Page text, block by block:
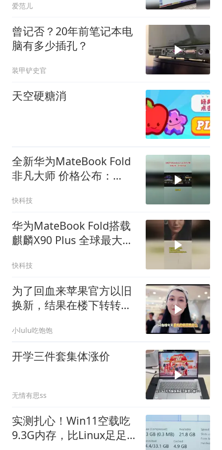
爱范儿
曾记否？20年前笔记本电
脑有多少插孔？
装甲铲史官
天空硬糖消
全新华为MateBook Fold
非凡大师 价格公布：
快科技
华为MateBook Fold搭载
麒麟X90 Plus 全球最大双
起
快科技
为了回血来苹果官方以旧
换新，结果在楼下转转多
小lulu吃饱饱
开学三件套集体涨价
无情有思ss
实测扎心！Win11空载吃
9.3G内存，比Linux足足